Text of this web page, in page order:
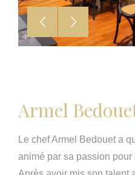
Armel
Le chef Armel Bedouet a
animé par sa passion